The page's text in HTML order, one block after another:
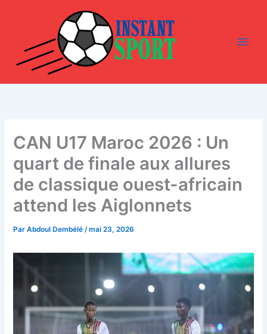
CAN U17 Maroc 2026 : Un
quart de finale aux allures
de classique ouest-africain
attend les Aiglonnets
ParAbdoul Dembélé/mai 23, 2026